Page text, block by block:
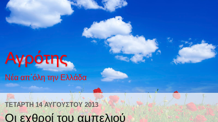
Αγρότης
Νέα απ΄όλη την Ελλάδα
ΤΕΤΆΡΤΗ 14 ΑΥΓΟΎΣΤΟΥ 2013
Οι εχθροί του αμπελιού